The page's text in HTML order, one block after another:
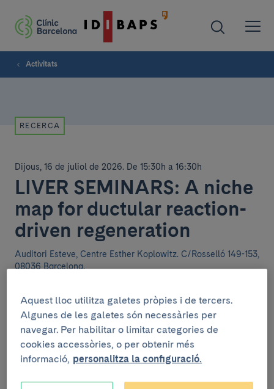
Activitats
RECERCA
Dijous, 16 de juliol de 2026. De 15:30h a 16:30h
LIVER SEMINARS: A niche
map for ductular reaction-
driven regeneration
Auditori Esteve, Centre Esther Koplowitz. C/Rosselló 149-153,
08036 Barcelona.
Rita Manco, PhD
Young Group Leader, Inserm UMR1011
Institut Pasteur de Lille / Université de Lille (France)
Presentat perJordi Gracia-Sancho.
Aquest lloc utilitza galetes pròpies i de tercers.
Algunes de les galetes són necessàries per
navegar. Per habilitar o limitar categories de
cookies accessòries, o per obtenir més
informació, personalitza la configuració.